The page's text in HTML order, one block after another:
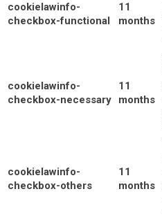
cookielawinfo-
checkbox-functional
11
months
cookielawinfo-
checkbox-necessary
11
months
cookielawinfo-
checkbox-others
11
months